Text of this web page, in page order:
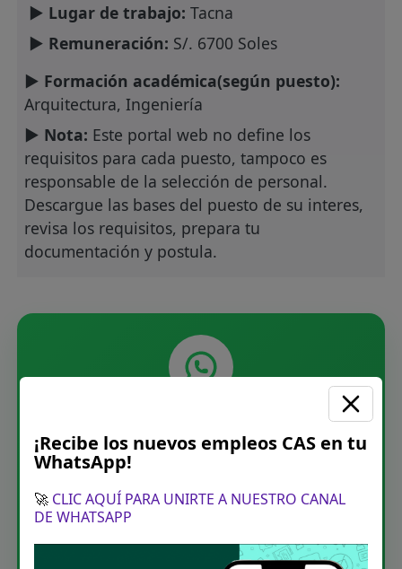
► Lugar de trabajo: Tacna
► Remuneración: S/. 6700 Soles
► Formación académica(según puesto):
Arquitectura, Ingeniería
► Nota: Este portal web no define los
requisitos para cada puesto, tampoco es
responsable de la selección de personal.
Descargue las bases del puesto de su interes,
revisa los requisitos, prepara tu
documentación y postula.
Únete a nuestro canal de
WhatsApp
directamente en tu WhatsApp. Sin spam.
Unirme ahora
¡Recibe los nuevos empleos CAS en tu
WhatsApp!
🚀 CLIC AQUÍ PARA UNIRTE A NUESTRO CANAL
DE WHATSAPP